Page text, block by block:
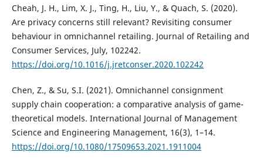
Cheah, J. H., Lim, X. J., Ting, H., Liu, Y., & Quach, S. (2020).
Are privacy concerns still relevant? Revisiting consumer
behaviour in omnichannel retailing. Journal of Retailing and
Consumer Services, July, 102242.
https://doi.org/10.1016/j.jretconser.2020.102242
Chen, Z., & Su, S.I. (2021). Omnichannel consignment
supply chain cooperation: a comparative analysis of game-
theoretical models. International Journal of Management
Science and Engineering Management, 16(3), 1–14.
https://doi.org/10.1080/17509653.2021.1911004